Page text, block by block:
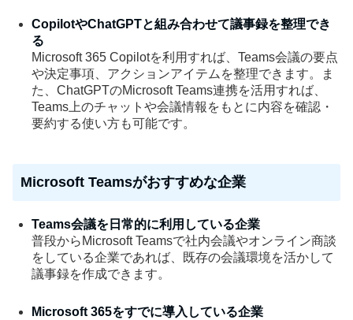
CopilotやChatGPTと組み合わせて議事録を整理でき
る
Microsoft 365 Copilotを利用すれば、Teams会議の要点
や決定事項、アクションアイテムを整理できます。ま
た、ChatGPTのMicrosoft Teams連携を活用すれば、
Teams上のチャットや会議情報をもとに内容を確認・
要約する使い方も可能です。
Microsoft Teamsがおすすめな企業
Teams会議を日常的に利用している企業
普段からMicrosoft Teamsで社内会議やオンライン商談
をしている企業であれば、既存の会議環境を活かして
議事録を作成できます。
Microsoft 365をすでに導入している企業